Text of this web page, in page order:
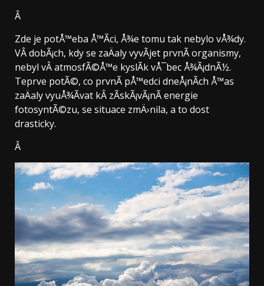
Â
Zde je potÅ™eba Å™Ã­ci, Å¾e tomu tak nebylo vÅ¾dy.
VÂ dobÃ¡ch, kdy se zaÄaly vyvÃ­jet prvnÃ­ organismy,
nebyl vÂ atmosfÃ©Å™e kyslÃ­k vÅ¯bec Å¾Ã¡dnÃ½.
Teprve potÃ©, co prvnÃ­ pÅ™edci dneÅ¡nÃ­ch Å™as
zaÄaly vyuÅ¾Ã­vat kÂ zÃ­skÃ¡vÃ¡nÃ­ energie
fotosyntÃ©zu, se situace zmÄ›nila, a to dost
drasticky.
Â